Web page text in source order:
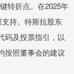
转折点。在2025年
持。特斯拉股东
码及投票指引，以
按照董事会的建议